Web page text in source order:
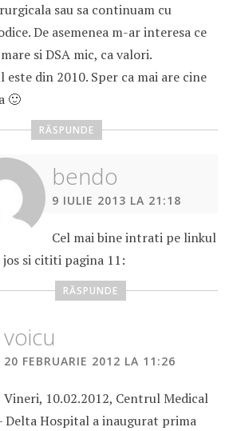
sau sa continuam cu
De asemenea m-ar interesa ce
si DSA mic, ca valori.
este din 2010. Sper ca mai are cine
🙂
RĂSPUNDE
bendo
9 IULIE 2013 LA 21:18
Cel mai bine intrati pe linkul
jos si cititi pagina 11:
RĂSPUNDE
voicu
20 FEBRUARIE 2012 LA 11:26
Vineri, 10.02.2012, Centrul Medical
Delta Hospital a inaugurat prima